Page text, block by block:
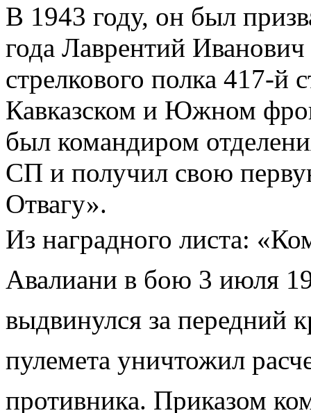
В 1943 году, он был
года Лаврентий Иванович
стрелкового полка 417-й
Кавказском и Южном
был командиром
СП и получил свою
Отвагу».
Из наградного листа:
Авалиани в бою 3 июля
выдвинулся за передний
пулемета уничтожил
противника. Приказом